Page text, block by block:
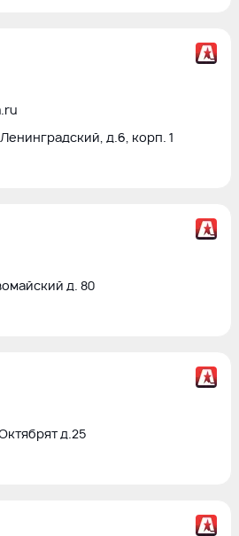
д.6, корп. 1
д. 80
д.25